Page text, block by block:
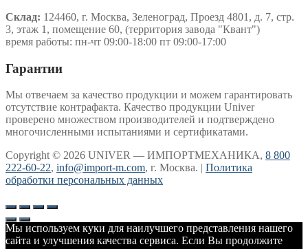
Склад: 124460, г. Москва, Зеленоград, Проезд 4801, д. 7, стр.
3, этаж 1, помещение 60, (территория завода "Квант")
время работы: пн-чт 09:00-18:00 пт 09:00-17:00
Гарантии
Мы отвечаем за качество продукции и можем гарантировать
отсутствие контрафакта. Качество продукции Univer
проверено множеством производителей и подтверждено
многочисленными испытаниями и сертификатами.
Copyright © 2026 UNIVER — ИМПОРТМЕХАНИКА, 8 800
222-60-22, info@import-m.com, г. Москва. | Политика
обработки персональных данных
Мы используем куки для наилучшего представления нашего
сайта и улучшения качества сервиса. Если Вы продолжите